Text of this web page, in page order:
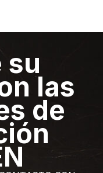
su
las
de